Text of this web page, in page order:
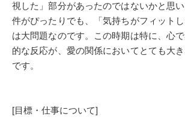
視した」部分があったのではないかと思
件がぴったりでも、「気持ちがフィット
は大問題なのです。この時期は特に、心
的な反応が、愛の関係においてとても大
です。
[目標・仕事について]